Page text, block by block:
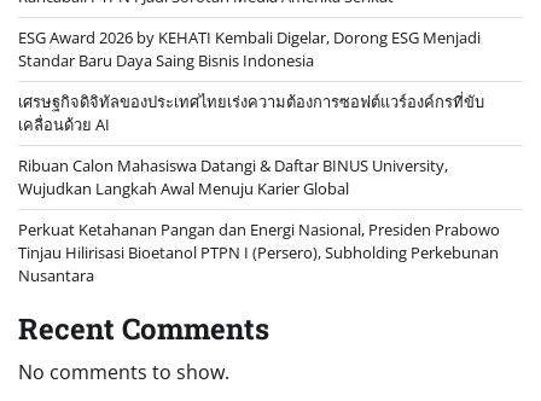
ESG Award 2026 by KEHATI Kembali Digelar, Dorong ESG Menjadi
Standar Baru Daya Saing Bisnis Indonesia
เศรษฐกิจดิจิทัลของประเทศไทยเร่งความต้องการซอฟต์แวร์องค์กรที่ขับ
เคลื่อนด้วย AI
Ribuan Calon Mahasiswa Datangi & Daftar BINUS University,
Wujudkan Langkah Awal Menuju Karier Global
Perkuat Ketahanan Pangan dan Energi Nasional, Presiden Prabowo
Tinjau Hilirisasi Bioetanol PTPN I (Persero), Subholding Perkebunan
Nusantara
Recent Comments
No comments to show.